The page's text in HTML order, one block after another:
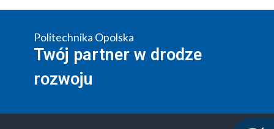
Politechnika Opolska
Twój partner w drodze
rozwoju